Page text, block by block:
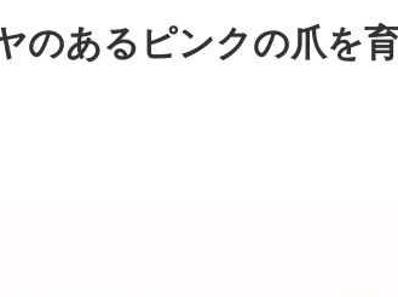
のあるピンクの爪を